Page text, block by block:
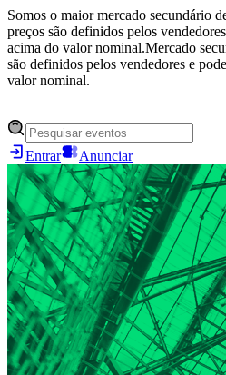
Somos o maior mercado secundário
preços são definidos pelos
acima do valor nominal.Mercado
são definidos pelos vendedores e
valor nominal.
Entrar Anunciar